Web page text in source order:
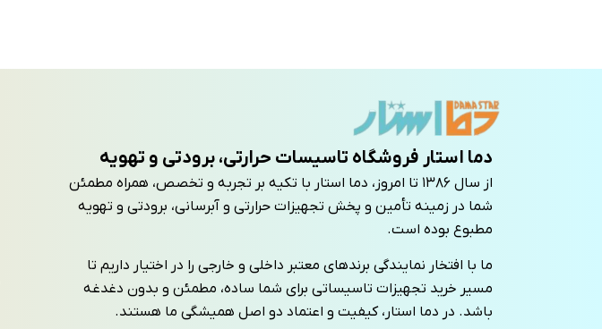
دما استار فروشگاه تاسیسات حرارتی، برودتی و تهویه
از سال ۱۳۸۶ تا امروز، دما استار با تکیه بر تجربه و تخصص، همراه مطمئن
شما در زمینه تأمین و پخش تجهیزات حرارتی و آبرسانی، برودتی و تهویه
مطبوع بوده است.
ما با افتخار نمایندگی برندهای معتبر داخلی و خارجی را در اختیار داریم تا
مسیر خرید تجهیزات تاسیساتی برای شما ساده، مطمئن و بدون دغدغه
باشد. در دما استار، کیفیت و اعتماد دو اصل همیشگی ما هستند.